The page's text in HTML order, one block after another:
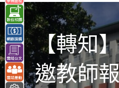
內
容
【轉知
邀教師